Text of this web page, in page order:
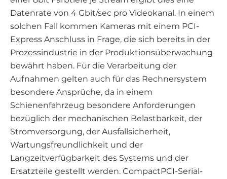
Datenrate von 4 Gbit/sec pro Videokanal. In einem
solchen Fall kommen Kameras mit einem PCI-
Express Anschluss in Frage, die sich bereits in der
Prozessindustrie in der Produktionsüberwachung
bewährt haben. Für die Verarbeitung der
Aufnahmen gelten auch für das Rechnersystem
besondere Ansprüche, da in einem
Schienenfahrzeug besondere Anforderungen
bezüglich der mechanischen Belastbarkeit, der
Stromversorgung, der Ausfallsicherheit,
Wartungsfreundlichkeit und der
Langzeitverfügbarkeit des Systems und der
Ersatzteile gestellt werden. CompactPCI-Serial-